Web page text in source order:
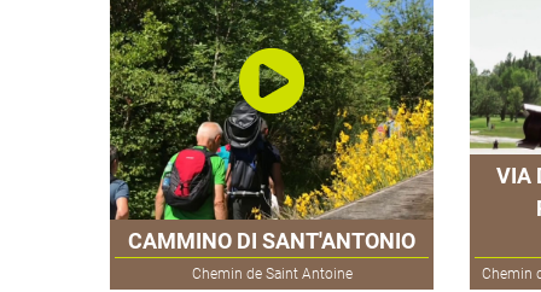
CAMMINO DI SANT'ANTONIO
Chemin de Saint Antoine
VIA
Chemin